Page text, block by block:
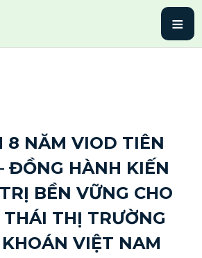
≡
8 NĂM VIOD TIÊN
ĐỒNG HÀNH KIẾN
BỀN VỮNG CHO
THÁI THỊ TRƯỜNG
VIỆT NAM